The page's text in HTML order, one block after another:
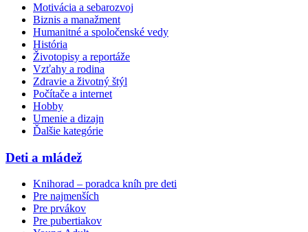
Motivácia a sebarozvoj
Biznis a manažment
Humanitné a spoločenské vedy
História
Životopisy a reportáže
Vzťahy a rodina
Zdravie a životný štýl
Počítače a internet
Hobby
Umenie a dizajn
Ďalšie kategórie
Deti a mládež
Knihorad – poradca kníh pre deti
Pre najmenších
Pre prvákov
Pre pubertiakov